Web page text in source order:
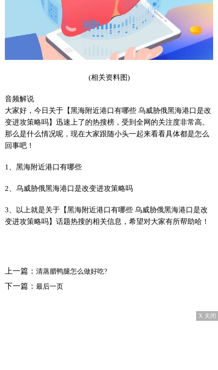
(相关资料图)
音频解说
大家好，今日关于【黑海附近港口有哪些 乌威胁俄黑海港口是改
变进攻策略吗】迅速上了的热搜榜，受到全网的关注度非常高。
那么是什么情况呢，现在大家跟随小头一起来看看具体都是怎么
回事吧！
1、黑海附近港口有哪些
2、乌威胁俄黑海港口是改变进攻策略吗
3、以上就是关于【黑海附近港口有哪些 乌威胁俄黑海港口是改
变进攻策略吗】话题热搜的相关信息，希望对大家有所帮助哈！
上一篇： 清蒸腊鸭腿怎么做好吃?
下一篇： 最后一页
X 关闭